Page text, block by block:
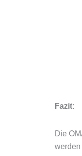
Fazit:
Die